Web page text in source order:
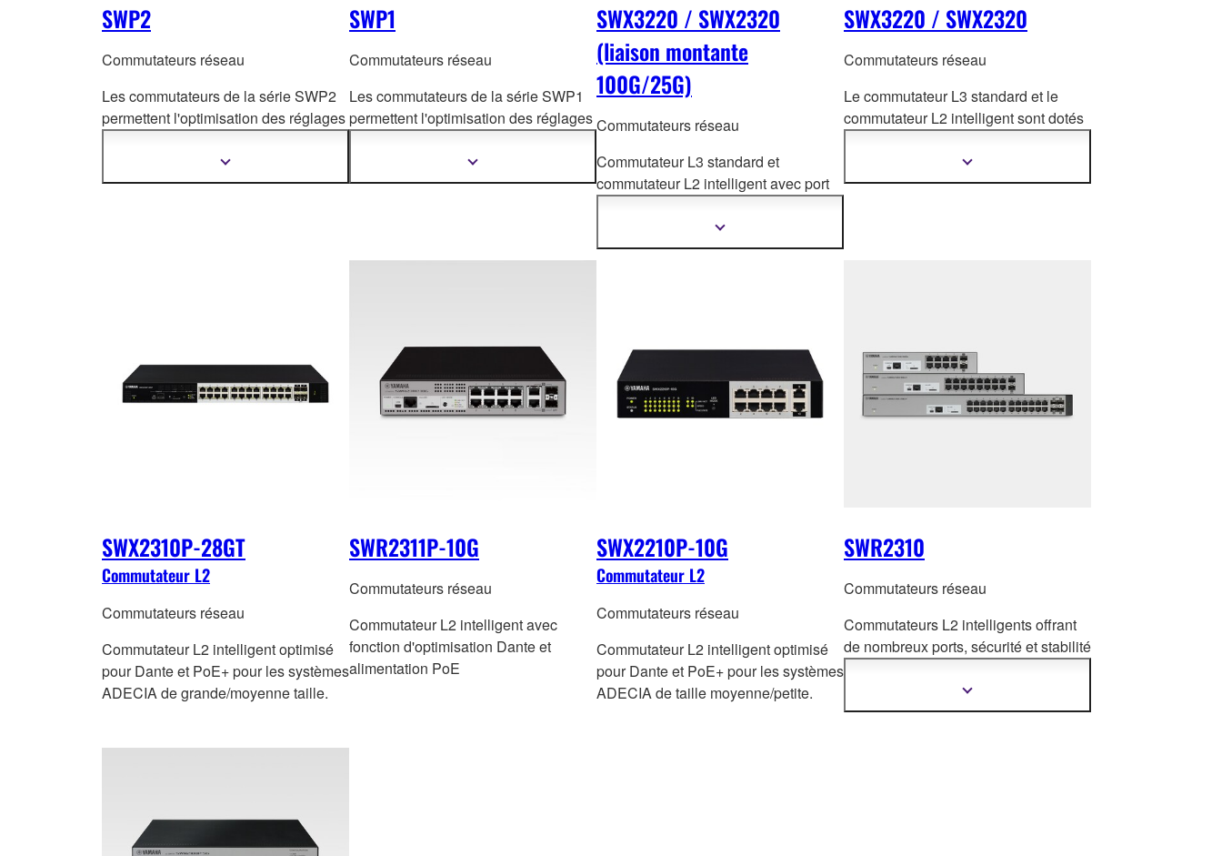
SWP2
Commutateurs réseau
Les commutateurs de la série SWP2
permettent l'optimisation des réglages
configuration des VLANs par simple
commutation de micro-interrupteurs
Afficher
SWP1
Commutateurs réseau
Les commutateurs de la série SWP1
permettent l'optimisation des réglages
configuration des VLAN par simple
commutation de boutons DIP.
Afficher
SWX3220 / SWX2320
(liaison montante
100G/25G)
Commutateurs réseau
Commutateur L3 standard et
commutateur L2 intelligent avec port
manière flexible aux divers besoins
des grands réseaux.
Afficher
SWX3220 / SWX2320
Commutateurs réseau
Le commutateur L3 standard et le
commutateur L2 intelligent sont dotés
répondre de manière flexible aux
besoins variés des grands réseaux.
Afficher
SWX2310P-28GT
Commutateur L2
Commutateurs réseau
Commutateur L2 intelligent optimisé
pour Dante et PoE+ pour les systèmes
ADECIA de grande/moyenne taille.
SWR2311P-10G
Commutateurs réseau
Commutateur L2 intelligent avec
fonction d'optimisation Dante et
alimentation PoE
SWX2210P-10G
Commutateur L2
Commutateurs réseau
Commutateur L2 intelligent optimisé
pour Dante et PoE+ pour les systèmes
ADECIA de taille moyenne/petite.
SWR2310
Commutateurs réseau
Commutateurs L2 intelligents offrant
de nombreux ports, sécurité et stabilité
format. Liaison fibre 10G disponible
sur les modèles haut de gamme.
Afficher